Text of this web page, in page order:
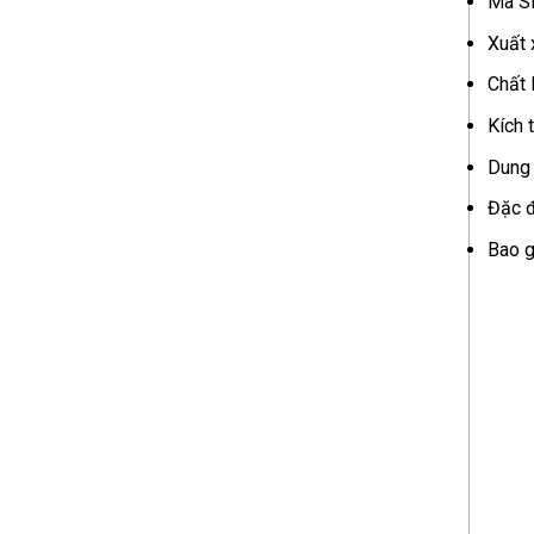
Xuất
Chất
Kích
Đặc
Bao